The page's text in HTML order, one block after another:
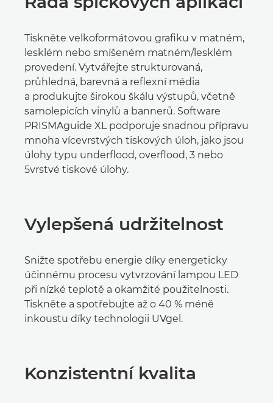
Tiskněte velkoformátovou grafiku v matném,
lesklém nebo smíšeném matném/lesklém
provedení. Vytvářejte strukturovaná,
průhledná, barevná a reflexní média
a produkujte širokou škálu výstupů, včetně
samolepicích vinylů a bannerů. Software
PRISMAguide XL podporuje snadnou přípravu
mnoha vícevrstvých tiskových úloh, jako jsou
úlohy typu underflood, overflood, 3 nebo
5vrstvé tiskové úlohy.
Vylepšená udržitelnost
Snižte spotřebu energie díky energeticky
účinnému procesu vytvrzování lampou LED
při nízké teplotě a okamžité použitelnosti.
Tiskněte a spotřebujte až o 40 % méně
inkoustu díky technologii UVgel.
Konzistentní kvalita